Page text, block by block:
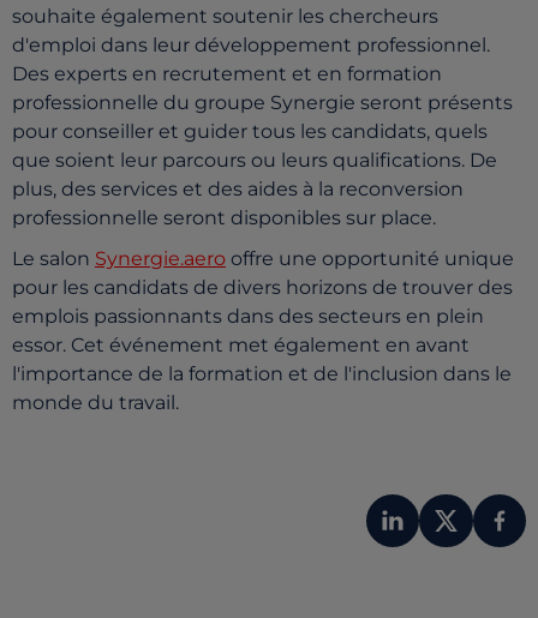
souhaite également soutenir les chercheurs
d'emploi dans leur développement professionnel.
Des experts en recrutement et en formation
professionnelle du groupe Synergie seront présents
pour conseiller et guider tous les candidats, quels
que soient leur parcours ou leurs qualifications. De
plus, des services et des aides à la reconversion
professionnelle seront disponibles sur place.
Le salon Synergie.aero offre une opportunité unique
pour les candidats de divers horizons de trouver des
emplois passionnants dans des secteurs en plein
essor. Cet événement met également en avant
l'importance de la formation et de l'inclusion dans le
monde du travail.